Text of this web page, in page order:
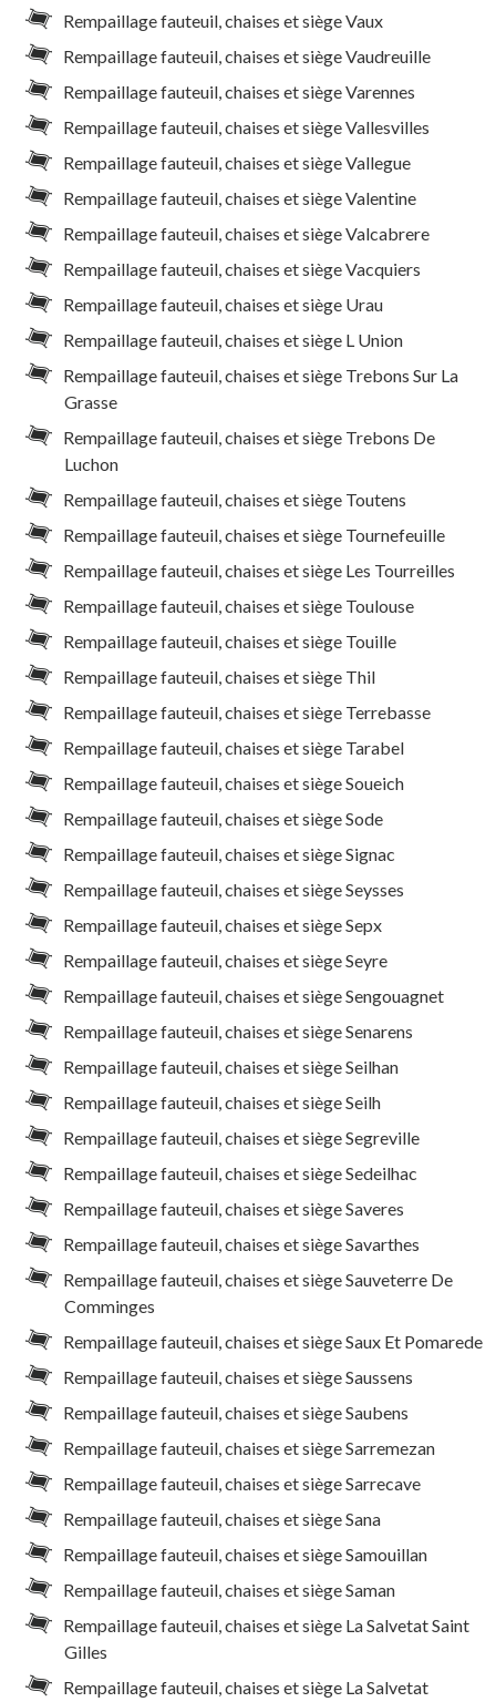
Rempaillage fauteuil, chaises et siège Vaux
Rempaillage fauteuil, chaises et siège Vaudreuille
Rempaillage fauteuil, chaises et siège Varennes
Rempaillage fauteuil, chaises et siège Vallesvilles
Rempaillage fauteuil, chaises et siège Vallegue
Rempaillage fauteuil, chaises et siège Valentine
Rempaillage fauteuil, chaises et siège Valcabrere
Rempaillage fauteuil, chaises et siège Vacquiers
Rempaillage fauteuil, chaises et siège Urau
Rempaillage fauteuil, chaises et siège L Union
Rempaillage fauteuil, chaises et siège Trebons Sur La
Grasse
Rempaillage fauteuil, chaises et siège Trebons De
Luchon
Rempaillage fauteuil, chaises et siège Toutens
Rempaillage fauteuil, chaises et siège Tournefeuille
Rempaillage fauteuil, chaises et siège Les Tourreilles
Rempaillage fauteuil, chaises et siège Toulouse
Rempaillage fauteuil, chaises et siège Touille
Rempaillage fauteuil, chaises et siège Thil
Rempaillage fauteuil, chaises et siège Terrebasse
Rempaillage fauteuil, chaises et siège Tarabel
Rempaillage fauteuil, chaises et siège Soueich
Rempaillage fauteuil, chaises et siège Sode
Rempaillage fauteuil, chaises et siège Signac
Rempaillage fauteuil, chaises et siège Seysses
Rempaillage fauteuil, chaises et siège Sepx
Rempaillage fauteuil, chaises et siège Seyre
Rempaillage fauteuil, chaises et siège Sengouagnet
Rempaillage fauteuil, chaises et siège Senarens
Rempaillage fauteuil, chaises et siège Seilhan
Rempaillage fauteuil, chaises et siège Seilh
Rempaillage fauteuil, chaises et siège Segreville
Rempaillage fauteuil, chaises et siège Sedeilhac
Rempaillage fauteuil, chaises et siège Saveres
Rempaillage fauteuil, chaises et siège Savarthes
Rempaillage fauteuil, chaises et siège Sauveterre De
Comminges
Rempaillage fauteuil, chaises et siège Saux Et Pomarede
Rempaillage fauteuil, chaises et siège Saussens
Rempaillage fauteuil, chaises et siège Saubens
Rempaillage fauteuil, chaises et siège Sarremezan
Rempaillage fauteuil, chaises et siège Sarrecave
Rempaillage fauteuil, chaises et siège Sana
Rempaillage fauteuil, chaises et siège Samouillan
Rempaillage fauteuil, chaises et siège Saman
Rempaillage fauteuil, chaises et siège La Salvetat Saint
Gilles
Rempaillage fauteuil, chaises et siège La Salvetat